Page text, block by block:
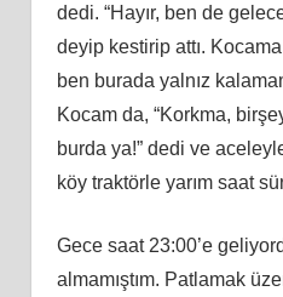
dedi. “Hayır, ben de
deyip kestirip attı.
ben burada yalnız
Kocam da, “Korkma,
burda ya!” dedi ve
köy traktörle yarım saat
Gece saat 23:00’e
almamıştım. Patlamak